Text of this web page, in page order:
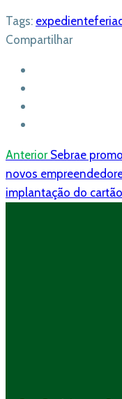
Tags: expediente
Compartilhar
Anterior Sebrae
novos
implantação do